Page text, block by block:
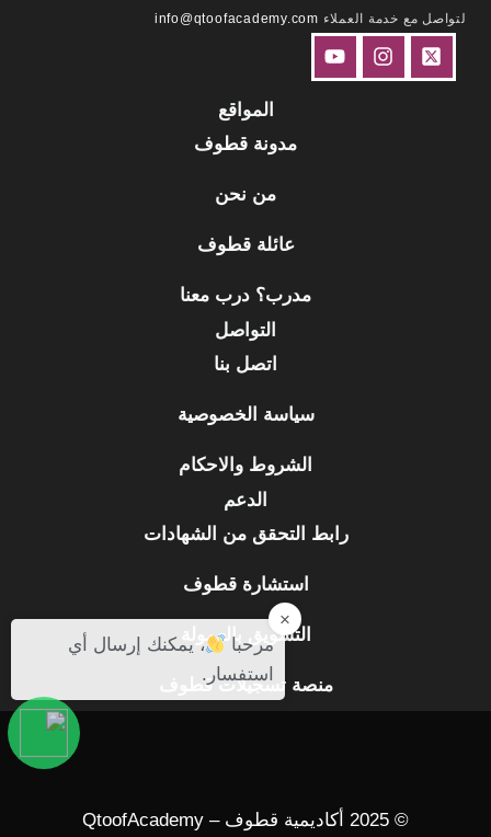
لتواصل مع خدمة العملاء info@qtoofacademy.com
المواقع
مدونة قطوف
من نحن
عائلة قطوف
مدرب؟ درب معنا
التواصل
اتصل بنا
سياسة الخصوصية
الشروط والاحكام
الدعم
رابط التحقق من الشهادات
استشارة قطوف
التسويق بالعمولة
منصة تسجيلات قطوف
© 2025 أكاديمية قطوف – QtoofAcademy
مرحبا
، يمكنك إرسال أي
استفسار.
×